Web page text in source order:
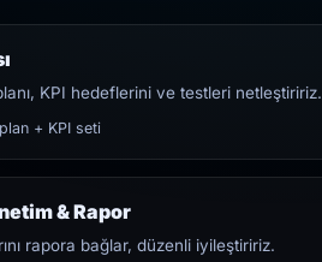
KPI hedeflerini ve testleri netleştiririz.
+ KPI seti
& Rapor
rapora bağlar, düzenli iyileştiririz.